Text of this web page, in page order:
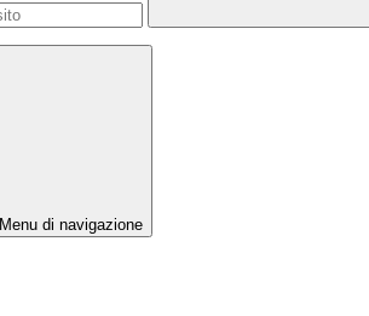
Menu di navigazione